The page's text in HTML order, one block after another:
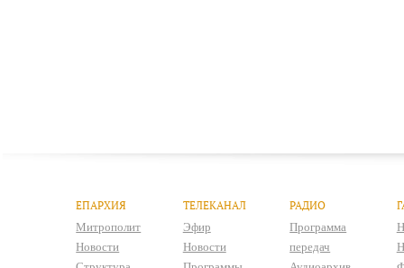
ЕПАРХИЯ
Митрополит
Новости
ТЕЛЕКАНАЛ
Эфир
Новости
РАДИО
Программа
передач